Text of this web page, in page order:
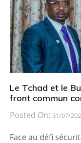
Le Tchad et le
front commun
Posted On: 31/07/
Face au défi